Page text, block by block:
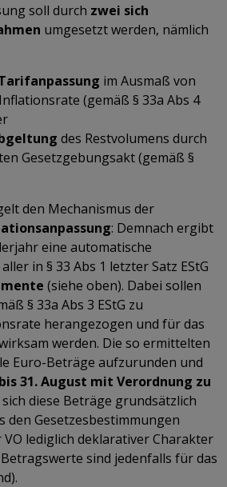
soll durch zwei sich
umgesetzt werden, nämlich
im Ausmaß von
(gemäß § 33a Abs 4
des Restvolumens durch
Gesetzgebungsakt (gemäß §
den Mechanismus der
: Demnach ergibt
eine automatische
aller in § 33 Abs 1 letzter Satz EStG
(siehe oben). Dabei sollen
§ 33a Abs 3 EStG zu
herangezogen und für das
werden. Die so ermittelten
Euro-Beträge aufzurunden und
bis 31. August mit Verordnung zu
sich diese Beträge grundsätzlich
den Gesetzesbestimmungen
lediglich deklarativer Charakter
sind jedenfalls für das